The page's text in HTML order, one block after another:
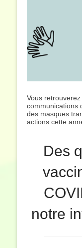
Vous
communications
des masques
actions cette
Des
notre